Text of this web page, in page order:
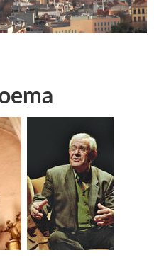
> 300 anys del retaule de